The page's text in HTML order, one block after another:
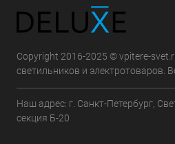
Copyright 2016-2025 © vpitere-
светильников и электротоваров.
Наш адрес: г. Санкт-Петербург,
секция Б-20